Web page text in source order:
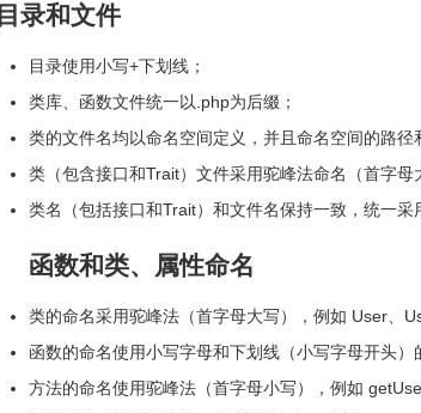
目录和文件
目录使用小写+下划线；
类库、函数文件统一以.php为后缀；
类的文件名均以命名空间定义，并且命名空间的路径
类（包含接口和Trait）文件采用驼峰法命名（首字母
类名（包括接口和Trait）和文件名保持一致，统一采
函数和类、属性命名
类的命名采用驼峰法（首字母大写），例如 User、
函数的命名使用小写字母和下划线（小写字母开头）
方法的命名使用驼峰法（首字母小写），例如